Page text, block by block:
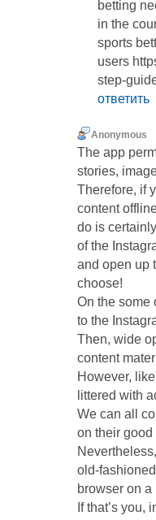
betting
in the
sports
users
step-
ответить
Anonymous
The app
stories,
Therefore, if
content
do is
of the
and open up
choose!
On the some
to the
Then, wide
content
However,
littered with
We can all
on their good
old-
browser on a
If that’s you,